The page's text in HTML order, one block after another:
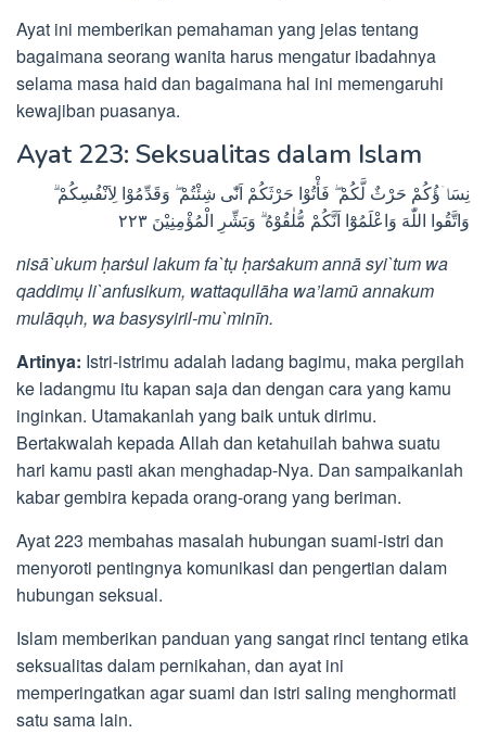
Ayat ini memberikan pemahaman yang jelas tentang
bagaimana seorang wanita harus mengatur ibadahnya
selama masa haid dan bagaimana hal ini memengaruhi
kewajiban puasanya.
Ayat 223: Seksualitas dalam Islam
نِسَاۤؤُكُمْ حَرْثٌ لَّكُمْ ۖ فَأْتُوْا حَرْثَكُمْ اَنّٰى شِئْتُمْ ۖ وَقَدِّمُوْا لِاَنْفُسِكُمْ ۗ
وَاتَّقُوا اللّٰهَ وَاعْلَمُوْٓا اَنَّكُمْ مُّلٰقُوْهُ ۗ وَبَشِّرِ الْمُؤْمِنِيْنَ ٢٢٣
nisā`ukum ḥarṡul lakum fa`tụ ḥarṡakum annā syi`tum wa
qaddimụ li`anfusikum, wattaqullāha wa’lamū annakum
mulāqụh, wa basysyiril-mu`minīn.
Artinya: Istri-istrimu adalah ladang bagimu, maka pergilah
ke ladangmu itu kapan saja dan dengan cara yang kamu
inginkan. Utamakanlah yang baik untuk dirimu.
Bertakwalah kepada Allah dan ketahuilah bahwa suatu
hari kamu pasti akan menghadap-Nya. Dan sampaikanlah
kabar gembira kepada orang-orang yang beriman.
Ayat 223 membahas masalah hubungan suami-istri dan
menyoroti pentingnya komunikasi dan pengertian dalam
hubungan seksual.
Islam memberikan panduan yang sangat rinci tentang etika
seksualitas dalam pernikahan, dan ayat ini
memperingatkan agar suami dan istri saling menghormati
satu sama lain.